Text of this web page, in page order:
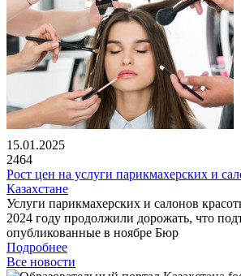
15.01.2025
2464
Рост цен на услуги парикмахерских и
Казахстане
Услуги парикмахерских и салонов
2024 году продолжили дорожать, что
опубликованные в ноябре Бюр
Подробнее
Все новости